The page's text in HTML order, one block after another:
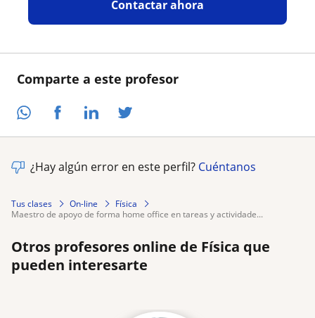
Comparte a este profesor
Contactar ahora
¿Hay algún error en este perfil? Cuéntanos
Tus clases On-line
Física
maestro de apoyo de forma home office en tareas y actividade...
Otros profesores online de Física que
pueden interesarte